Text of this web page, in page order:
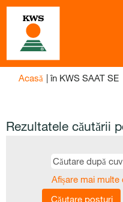
Acasă | în KWS SAAT SE
Rezultatele căutării
Afișare mai multe